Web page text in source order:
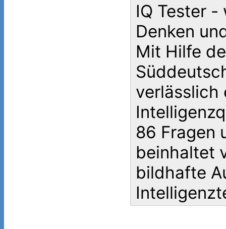
IQ Tester
Denken
Mit Hilfe
verlässlich
86 Fragen
beinhaltet
bildhafte